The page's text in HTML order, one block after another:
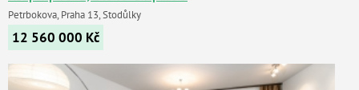
Petrbokova, Praha 13, Stodůlky
12 560 000 Kč